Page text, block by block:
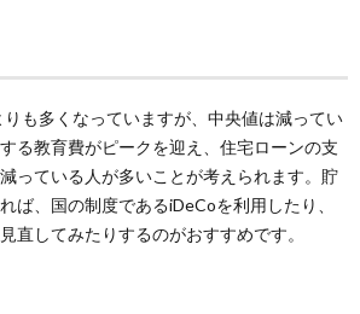
も多くなっていますが、中央値は減ってい
る教育費がピークを迎え、住宅ローンの支
っている人が多いことが考えられます。貯
ば、国の制度であるiDeCoを利用したり、
直してみたりするのがおすすめです。